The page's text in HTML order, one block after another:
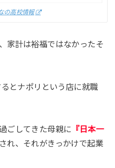
の高校情報
家計は裕福ではなかったそ
とナポリという店に就職
ごしてきた母親に 『日本一
れ、それがきっかけで起業